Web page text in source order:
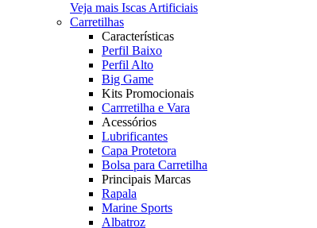
Veja mais Iscas Artificiais
Carretilhas
Características
Perfil Baixo
Perfil Alto
Big Game
Kits Promocionais
Carrretilha e Vara
Acessórios
Lubrificantes
Capa Protetora
Bolsa para Carretilha
Principais Marcas
Rapala
Marine Sports
Albatroz